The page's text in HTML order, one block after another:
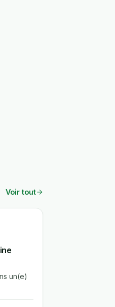
Voir tout
un(e)